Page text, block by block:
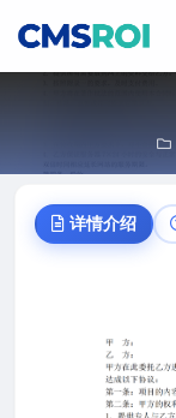
详情介绍